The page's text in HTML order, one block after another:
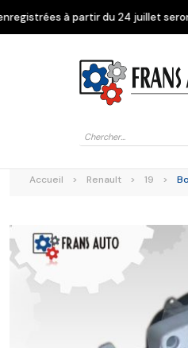
juillet seront livrées à partir du
Recherche
produits
Alfa Romeo
Accueil > Renault > 19 >